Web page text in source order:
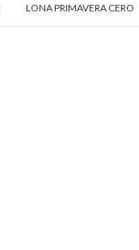
LONA PRIMAVERA CERO